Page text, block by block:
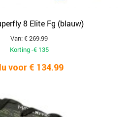
8 Elite Fg (blauw)
Van: € 269.99
Korting -€ 135
voor € 134.99